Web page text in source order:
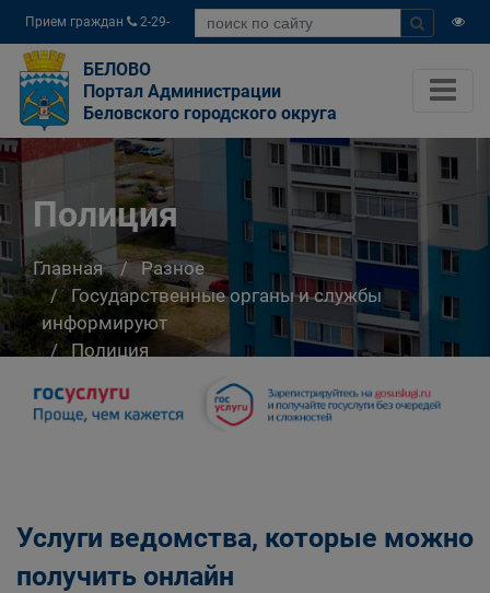
Прием граждан
2-29-
04
БЕЛОВО
Портал Администрации
Беловского городского округа
Полиция
Главная
Разное
Государственные органы и службы
информируют
Полиция
Услуги ведомства, которые можно
получить онлайн